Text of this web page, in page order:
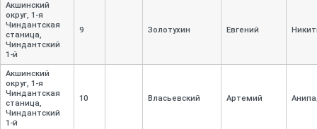
Акшинский
округ, 1-я
Чиндантская
станица,
Чиндантский
1-й
9 Золотухин Евгений
Акшинский
округ, 1-я
Чиндантская
станица,
Чиндантский
1-й
10 Власьевский Артемий